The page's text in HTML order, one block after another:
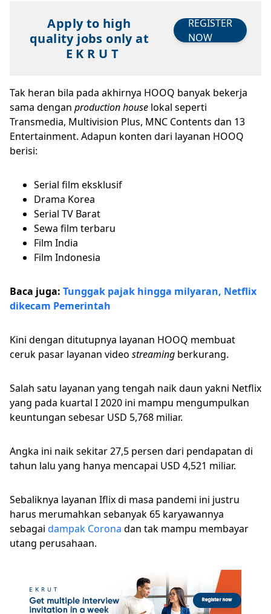
Apply to high
quality jobs only at
E K R U T
REGISTER
NOW
Tak heran bila pada akhirnya HOOQ banyak bekerja
sama dengan production house lokal seperti
Transmedia, Multivision Plus, MNC Contents dan 13
Entertainment. Adapun konten dari layanan HOOQ
berisi:
Serial film eksklusif
Drama Korea
Serial TV Barat
Sewa film terbaru
Film India
Film Indonesia
Baca juga: Tunggak pajak hingga milyaran, Netflix
dikecam Pemerintah
Kini dengan ditutupnya layanan HOOQ membuat
ceruk pasar layanan video streaming berkurang.
Salah satu layanan yang tengah naik daun yakni Netflix
yang pada kuartal I 2020 ini mampu mengumpulkan
keuntungan sebesar USD 5,768 miliar.
Angka ini naik sekitar 27,5 persen dari pendapatan di
tahun lalu yang hanya mencapai USD 4,521 miliar.
Sebaliknya layanan Iflix di masa pandemi ini justru
harus merumahkan sebanyak 65 karyawannya
sebagai dampak Corona dan tak mampu membayar
utang perusahaan.